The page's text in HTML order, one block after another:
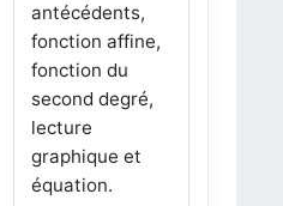
antécédents,
fonction affine,
fonction du
second degré,
lecture
graphique et
équation.